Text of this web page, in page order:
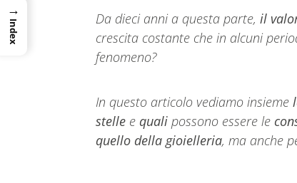
Da dieci anni a questa parte,il
crescita costante che in alcuni
fenomeno?
In questo articolo vediamo insieme
stelle e quali possono essere le
quello della gioielleria, ma anche
→
Index